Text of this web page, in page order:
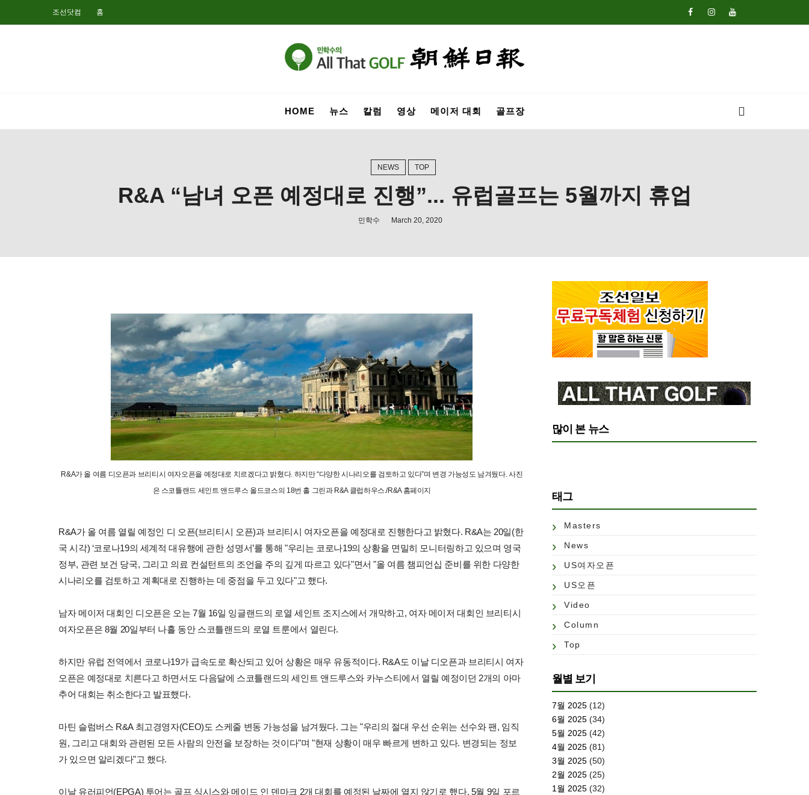
조선닷컴 홈
HOME 뉴스 칼럼 영상 메이저 대회 골프장
NEWS TOP
R&A “남녀 오픈 예정대로 진행”... 유럽골프는 5월까지 휴업
민학수 March 20, 2020
R&A가 올 여름 디오픈과 브리티시 여자오픈을 예정대로 치르겠다고 밝혔다. 하지만 “다양한 시나리오를 검토하고 있다”며 변경 가능성도 남겨뒀다. 사진
은 스코틀랜드 세인트 앤드루스 올드코스의 18번 홀 그린과 R&A 클럽하우스./R&A 홈페이지
R&A가 올 여름 열릴 예정인 디 오픈(브리티시 오픈)과 브리티시 여자오픈을 예정대로 진행한다고 밝혔다. R&A는 20일(한
국 시각) ‘코로나19의 세계적 대유행에 관한 성명서’를 통해 "우리는 코로나19의 상황을 면밀히 모니터링하고 있으며 영국
정부, 관련 보건 당국, 그리고 의료 컨설턴트의 조언을 주의 깊게 따르고 있다"면서 "올 여름 챔피언십 준비를 위한 다양한
시나리오를 검토하고 계획대로 진행하는 데 중점을 두고 있다"고 했다.
남자 메이저 대회인 디오픈은 오는 7월 16일 잉글랜드의 로열 세인트 조지스에서 개막하고, 여자 메이저 대회인 브리티시
여자오픈은 8월 20일부터 나흘 동안 스코틀랜드의 로열 트룬에서 열린다.
하지만 유럽 전역에서 코로나19가 급속도로 확산되고 있어 상황은 매우 유동적이다. R&A도 이날 디오픈과 브리티시 여자
오픈은 예정대로 치른다고 하면서도 다음달에 스코틀랜드의 세인트 앤드루스와 카누스티에서 열릴 예정이던 2개의 아마
추어 대회는 취소한다고 발표했다.
마틴 슬럼버스 R&A 최고경영자(CEO)도 스케줄 변동 가능성을 남겨뒀다. 그는 "우리의 절대 우선 순위는 선수와 팬, 임직
원, 그리고 대회와 관련된 모든 사람의 안전을 보장하는 것이다"며 "현재 상황이 매우 빠르게 변하고 있다. 변경되는 정보
가 있으면 알리겠다"고 했다.
이날 유러피언(EPGA) 투어는 골프 식시스와 메이드 인 덴마크 2개 대회를 예정된 날짜에 열지 않기로 했다. 5월 9일 포르
많이 본 뉴스
태그
Masters
News
US여자오픈
US오픈
Video
Column
Top
월별 보기
7월 2025 (12)
6월 2025 (34)
5월 2025 (42)
4월 2025 (81)
3월 2025 (50)
2월 2025 (25)
1월 2025 (32)